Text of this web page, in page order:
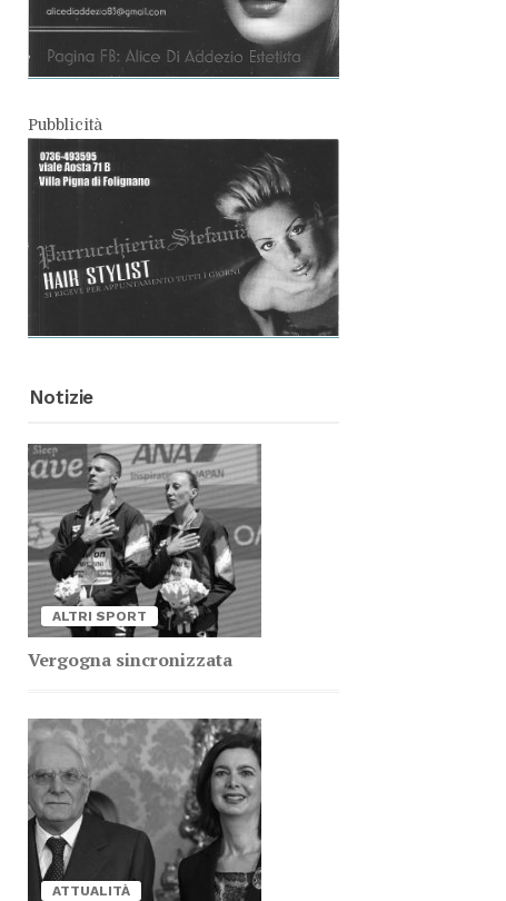
Pub­bli­ci­tà
No­ti­zie
AL­TRI SPORT
Ver­go­gna sin­cro­niz­za­ta
AT­TUA­LI­TÀ